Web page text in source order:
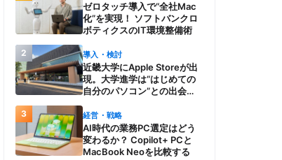
ゼロタッチ導入で“全社Mac
化”を実現！ ソフトバンクロ
ボティクスのIT環境整備術
2 導入・検討
近畿大学にApple Storeが出
現。大学進学は“はじめての
自分のパソコン”との出会
楽しさを、夏のオープンキャ
ンパスでアピール
3 経営・戦略
AI時代の業務PC選定はどう
変わるか？ Copilot+ PCと
MacBook Neoを比較する